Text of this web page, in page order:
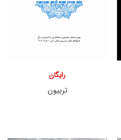
تربیون
رایگان